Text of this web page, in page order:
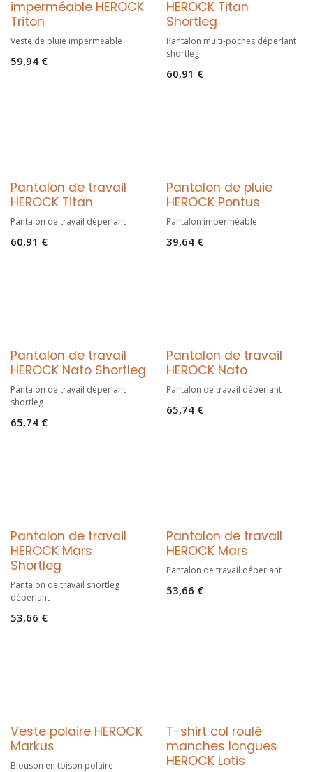
imperméable HEROCK
Triton
Veste de pluie imperméable
59,94 €
HEROCK Titan
Shortleg
Pantalon multi-poches déperlant
shortleg
60,91 €
Pantalon de travail
HEROCK Titan
Pantalon de travail déperlant
60,91 €
Pantalon de pluie
HEROCK Pontus
Pantalon imperméable
39,64€
Pantalon de travail
HEROCK Nato Shortleg
Pantalon de travail déperlant
shortleg
65,74 €
Pantalon de travail
HEROCK Nato
Pantalon de travail déperlant
65,74€
Pantalon de travail
HEROCK Mars
Shortleg
Pantalon de travail shortleg
déperlant
53,66 €
Pantalon de travail
HEROCK Mars
Pantalon de travail déperlant
53,66 €
Veste polaire HEROCK
Markus
Blouson en toison polaire
T-shirt col roulé
manches longues
HEROCK Lotis